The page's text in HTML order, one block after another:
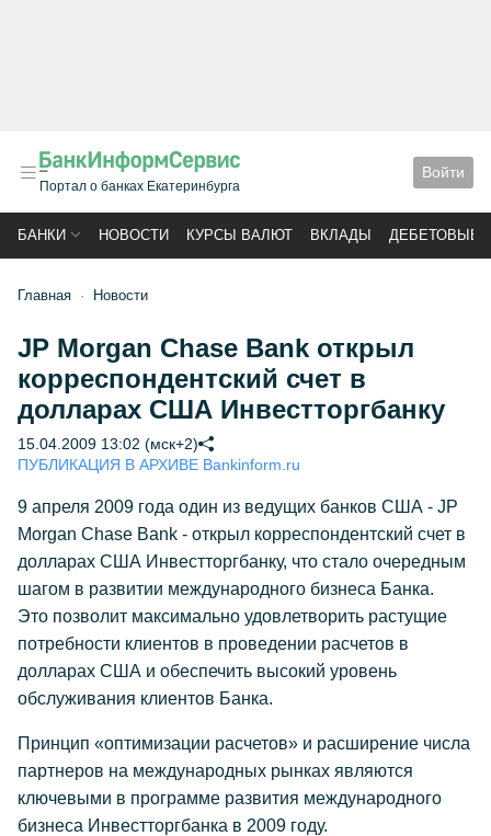
Портал о банках Екатеринбурга
Войти
БАНКИ НОВОСТИ КУРСЫ ВАЛЮТ ВКЛАДЫ ДЕБЕТОВЫЕ
Главная Новости
JP Morgan Chase Bank открыл
корреспондентский счет в
долларах США Инвестторгбанку
15.04.2009 13:02 (мск+2)
ПУБЛИКАЦИЯ В АРХИВЕ Bankinform.ru
9 апреля 2009 года один из ведущих банков США - JP
Morgan Chase Bank - открыл корреспондентский счет в
долларах США Инвестторгбанку, что стало очередным
шагом в развитии международного бизнеса Банка.
Это позволит максимально удовлетворить растущие
потребности клиентов в проведении расчетов в
долларах США и обеспечить высокий уровень
обслуживания клиентов Банка.
Принцип «оптимизации расчетов» и расширение числа
партнеров на международных рынках являются
ключевыми в программе развития международного
бизнеса Инвестторгбанка в 2009 году.